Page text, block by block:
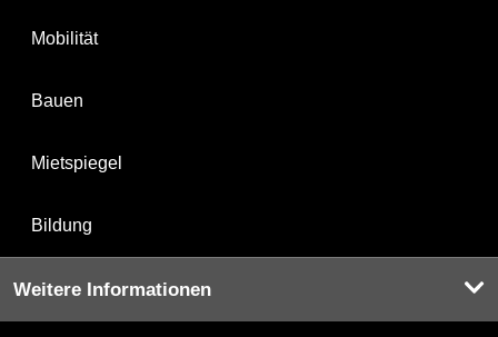
Mobilität
Bauen
Mietspiegel
Bildung
Weitere Informationen